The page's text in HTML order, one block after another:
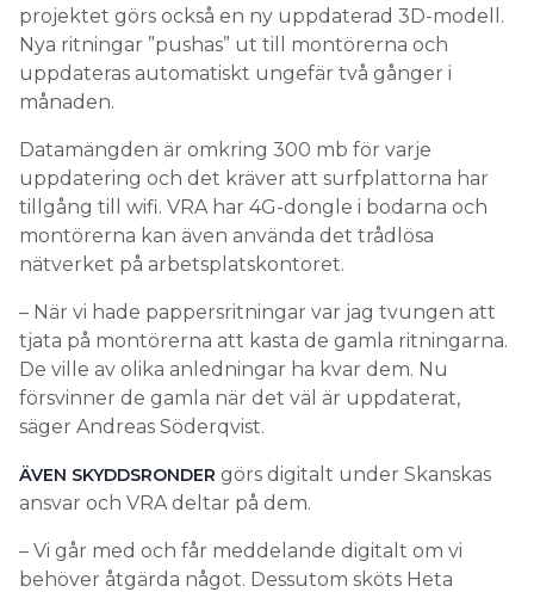
projektet görs också en ny uppdaterad 3D-modell.
Nya ritningar ”pushas” ut till montörerna och
uppdateras automatiskt ungefär två gånger i
månaden.
Datamängden är omkring 300 mb för varje
uppdatering och det kräver att surfplattorna har
tillgång till wifi. VRA har 4G-dongle i bodarna och
montörerna kan även använda det trådlösa
nätverket på arbetsplatskontoret.
– När vi hade pappersritningar var jag tvungen att
tjata på montörerna att kasta de gamla ritningarna.
De ville av olika anledningar ha kvar dem. Nu
försvinner de gamla när det väl är uppdaterat,
säger Andreas Söderqvist.
ÄVEN SKYDDSRONDER görs digitalt under Skanskas
ansvar och VRA deltar på dem.
– Vi går med och får meddelande digitalt om vi
behöver åtgärda något. Dessutom sköts Heta